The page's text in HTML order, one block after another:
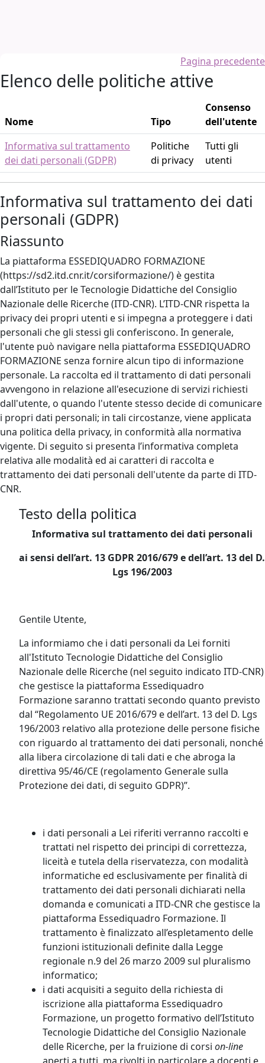
Pagina precedente
Elenco delle politiche attive
Nome Tipo
Consenso
dell'utente
Informativa sul trattamento
dei dati personali (GDPR)
Politiche
di privacy
Tutti gli
utenti
Informativa sul trattamento dei dati
personali (GDPR)
Riassunto
La piattaforma ESSEDIQUADRO FORMAZIONE
(https://sd2.itd.cnr.it/corsiformazione/) è gestita
dall’Istituto per le Tecnologie Didattiche del Consiglio
Nazionale delle Ricerche (ITD-CNR). L’ITD-CNR rispetta la
privacy dei propri utenti e si impegna a proteggere i dati
personali che gli stessi gli conferiscono. In generale,
l'utente può navigare nella piattaforma ESSEDIQUADRO
FORMAZIONE senza fornire alcun tipo di informazione
personale. La raccolta ed il trattamento di dati personali
avvengono in relazione all'esecuzione di servizi richiesti
dall'utente, o quando l'utente stesso decide di comunicare
i propri dati personali; in tali circostanze, viene applicata
una politica della privacy, in conformità alla normativa
vigente. Di seguito si presenta l’informativa completa
relativa alle modalità ed ai caratteri di raccolta e
trattamento dei dati personali dell'utente da parte di ITD-
CNR.
Testo della politica
Informativa sul trattamento dei dati personali
ai sensi dell’art. 13 GDPR 2016/679 e dell’art. 13 del D.
Lgs 196/2003
Gentile Utente,
La informiamo che i dati personali da Lei forniti
all'Istituto Tecnologie Didattiche del Consiglio
Nazionale delle Ricerche (nel seguito indicato ITD-CNR)
che gestisce la piattaforma Essediquadro
Formazione saranno trattati secondo quanto previsto
dal “Regolamento UE 2016/679 e dell’art. 13 del D. Lgs
196/2003 relativo alla protezione delle persone fisiche
con riguardo al trattamento dei dati personali, nonché
alla libera circolazione di tali dati e che abroga la
direttiva 95/46/CE (regolamento Generale sulla
Protezione dei dati, di seguito GDPR)”.
i dati personali a Lei riferiti verranno raccolti e
trattati nel rispetto dei principi di correttezza,
liceità e tutela della riservatezza, con modalità
informatiche ed esclusivamente per finalità di
trattamento dei dati personali dichiarati nella
domanda e comunicati a ITD-CNR che gestisce la
piattaforma Essediquadro Formazione. Il
trattamento è finalizzato all’espletamento delle
funzioni istituzionali definite dalla Legge
regionale n.9 del 26 marzo 2009 sul pluralismo
informatico;
i dati acquisiti a seguito della richiesta di
iscrizione alla piattaforma Essediquadro
Formazione, un progetto formativo dell’Istituto
Tecnologie Didattiche del Consiglio Nazionale
delle Ricerche, per la fruizione di corsi on-line